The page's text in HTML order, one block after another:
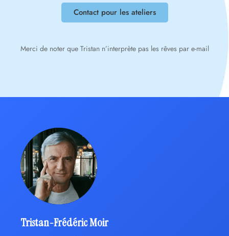
Contact pour les ateliers
Merci de noter que Tristan n’interprète pas les rêves par e-mail
Tristan-Frédéric Moir